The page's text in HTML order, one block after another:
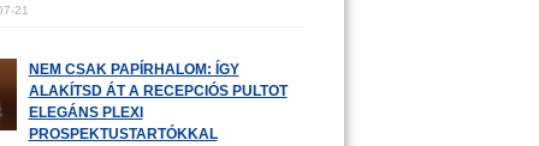
21
NEM CSAK PAPÍRHALOM: ÍGY
ALAKÍTSD ÁT A RECEPCIÓS PULTOT
ELEGÁNS PLEXI
PROSPEKTUSTARTÓKKAL